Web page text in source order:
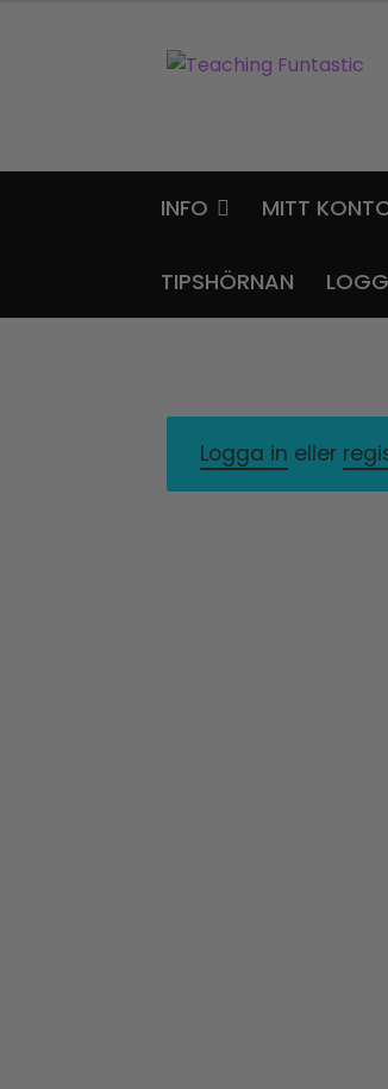
Hoppa
Gå
INFO MITT
TIPSHÖRNAN
Logga in eller